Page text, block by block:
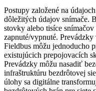
Postupy založené na
dôležitých údajov snímače.
stovky alebo tisíce
zapnuté/vypnuté.
Fieldbus môžu jednoducho
existujúcich prepojovacích
Prevádzky môžu nasadiť
infraštruktúru bezdrôtovej
úlohy sa digitálne